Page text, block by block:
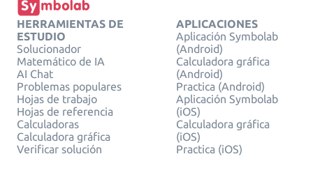
HERRAMIENTAS DE
ESTUDIO
Solucionador
Matemático de IA
AI Chat
Problemas populares
Hojas de trabajo
Hojas de referencia
Calculadoras
Calculadora gráfica
Verificar solución
APLICACIONES
Aplicación Symbolab
(Android)
Calculadora gráfica
(Android)
Practica (Android)
Aplicación Symbolab
(iOS)
Calculadora gráfica
(iOS)
Practica (iOS)